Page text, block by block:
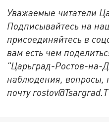
Уважаемые читатели
Подписывайтесь на
присоединяйтесь в
вам есть чем
"Царьград-Ростов-на-
наблюдения, вопросы,
почту